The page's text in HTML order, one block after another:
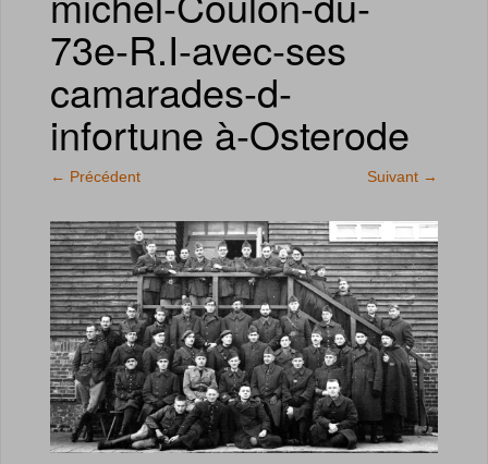
73e-R.I-avec-ses
camarades-d-
infortune à-Osterode
← Précédent Suivant →